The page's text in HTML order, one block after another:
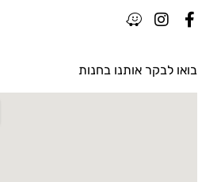
בואו לבקר אותנו בחנות